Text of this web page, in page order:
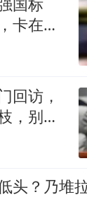
卡在工
回访，
，别给